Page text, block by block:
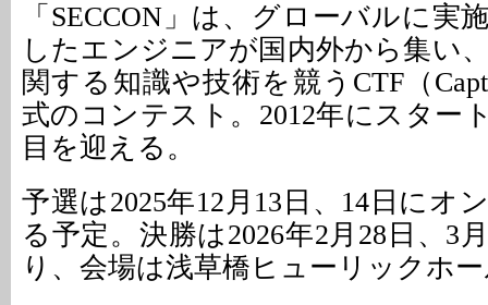
「SECCON」は、グローバルに実
したエンジニアが国内外から集い
関する知識や技術を競うCTF（
式のコンテスト。2012年にスター
目を迎える。
予選は2025年12月13日、14日にオ
る予定。決勝は2026年2月28日、3
り、会場は浅草橋ヒューリックホ